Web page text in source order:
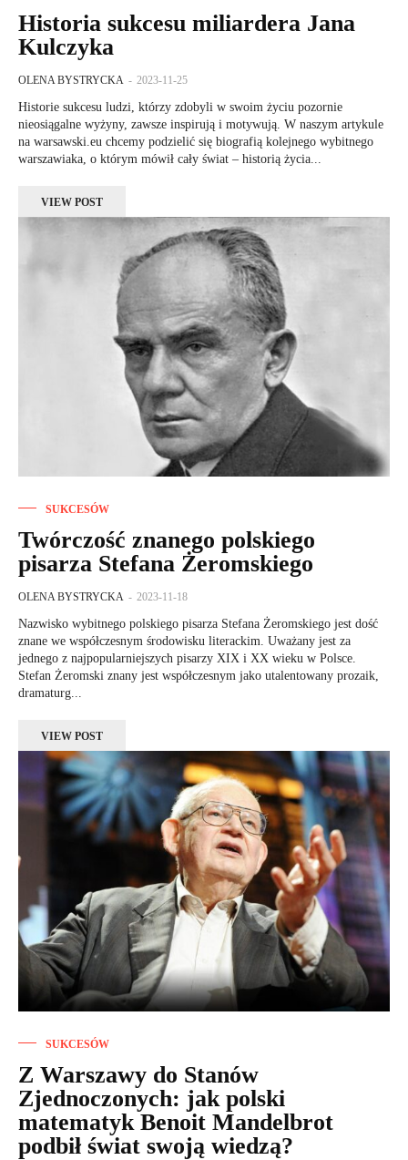
Historia sukcesu miliardera Jana
Kulczyka
OLENA BYSTRYCKA - 2023-11-25
Historie sukcesu ludzi, którzy zdobyli w swoim życiu pozornie
nieosiągalne wyżyny, zawsze inspirują i motywują. W naszym artykule
na warsawski.eu chcemy podzielić się biografią kolejnego wybitnego
warszawiaka, o którym mówił cały świat – historią życia...
VIEW POST
SUKCESÓW
Twórczość znanego polskiego
pisarza Stefana Żeromskiego
OLENA BYSTRYCKA - 2023-11-18
Nazwisko wybitnego polskiego pisarza Stefana Żeromskiego jest dość
znane we współczesnym środowisku literackim. Uważany jest za
jednego z najpopularniejszych pisarzy XIX i XX wieku w Polsce.
Stefan Żeromski znany jest współczesnym jako utalentowany prozaik,
dramaturg...
VIEW POST
SUKCESÓW
Z Warszawy do Stanów
Zjednoczonych: jak polski
matematyk Benoit Mandelbrot
podbił świat swoją wiedzą?